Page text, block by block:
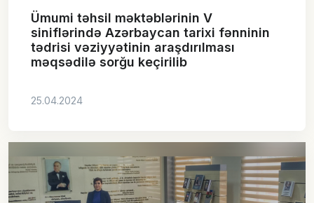
Ümumi təhsil məktəblərinin V
siniflərində Azərbaycan tarixi fənninin
tədrisi vəziyyətinin araşdırılması
məqsədilə sorğu keçirilib
25.04.2024